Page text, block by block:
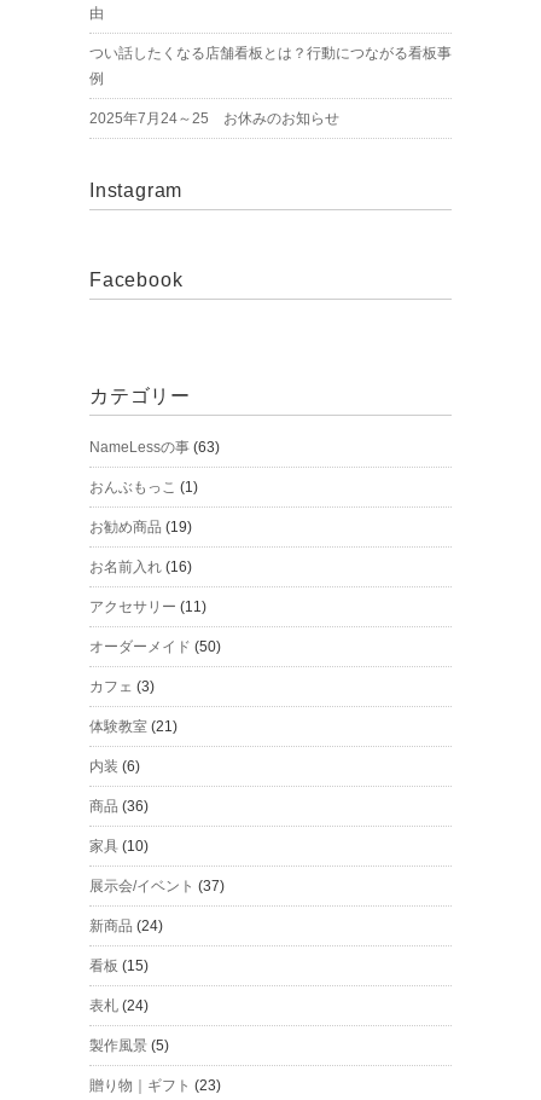
由
つい話したくなる店舗看板とは？行動につながる看板事
例
2025年7月24～25 お休みのお知らせ
Instagram
Facebook
カテゴリー
NameLessの事 (63)
おんぶもっこ (1)
お勧め商品 (19)
お名前入れ (16)
アクセサリー (11)
オーダーメイド (50)
カフェ (3)
体験教室 (21)
内装 (6)
商品 (36)
家具 (10)
展示会/イベント (37)
新商品 (24)
看板 (15)
表札 (24)
製作風景 (5)
贈り物｜ギフト (23)